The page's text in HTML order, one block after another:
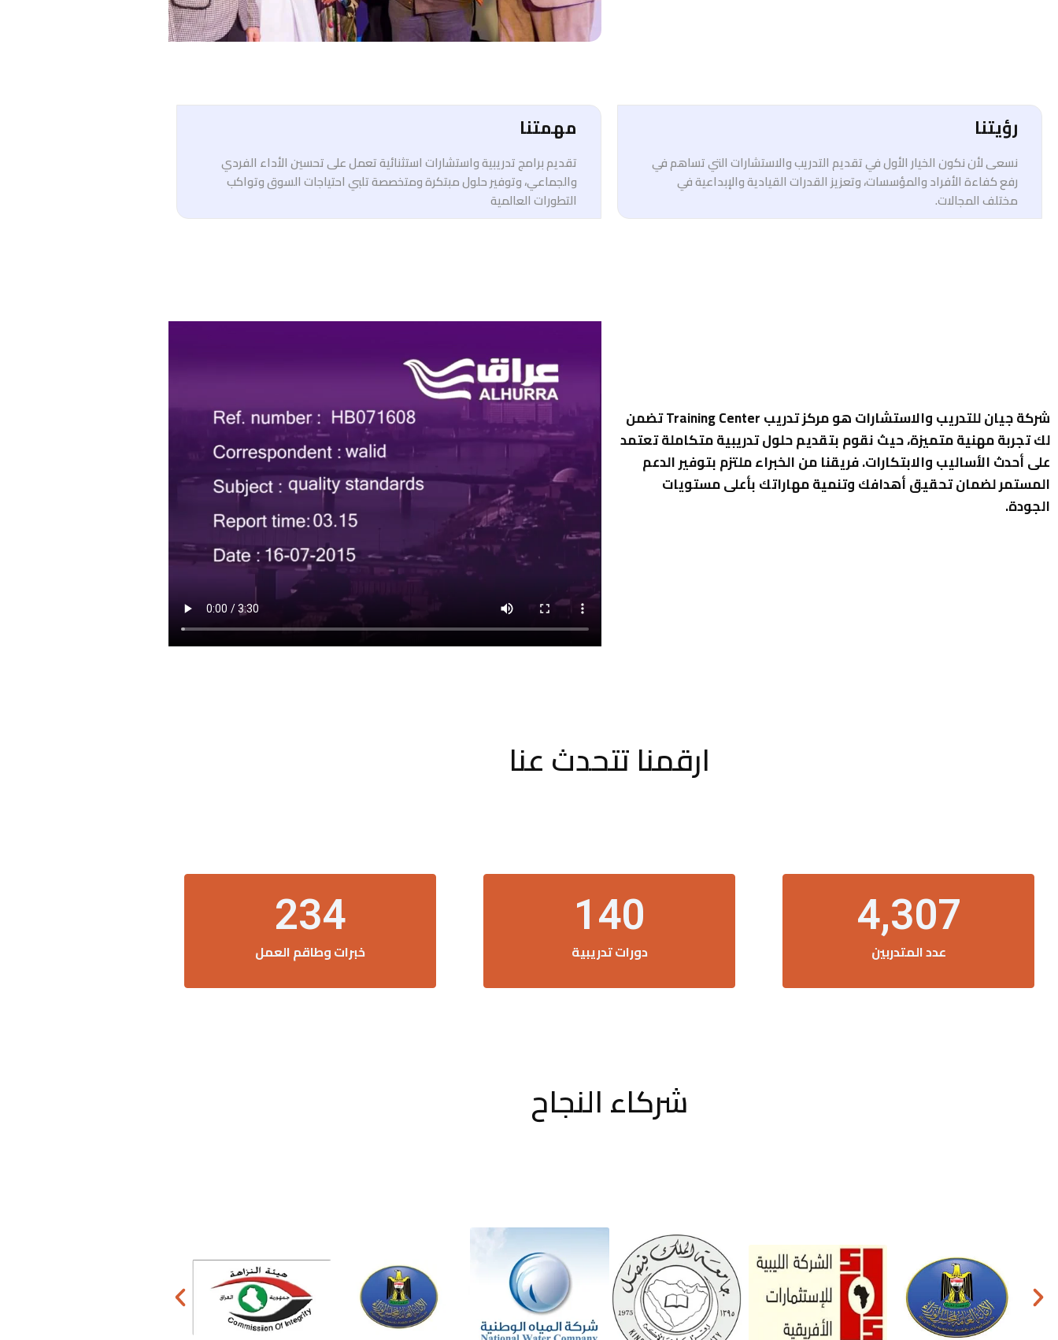
رؤيتنا
نسعى لأن نكون الخيار الأول في تقديم التدريب والاستشارات التي تساهم في
رفع كفاءة الأفراد والمؤسسات، وتعزيز القدرات القيادية والإبداعية في
مختلف المجالات.
مهمتنا
تقديم برامج تدريبية واستشارات استثنائية تعمل على تحسين الأداء الفردي
والجماعي، وتوفير حلول مبتكرة ومتخصصة تلبي احتياجات السوق وتواكب
التطورات العالمية
شركة جيان للتدريب والاستشارات هو مركز تدريب Training Center تضمن
لك تجربة مهنية متميزة، حيث نقوم بتقديم حلول تدريبية متكاملة تعتمد
على أحدث الأساليب والابتكارات. فريقنا من الخبراء ملتزم بتوفير الدعم
المستمر لضمان تحقيق أهدافك وتنمية مهاراتك بأعلى مستويات
الجودة.
ارقمنا تتحدث عنا
عدد المتدربين
4,536
دورات تدريبية
140
خبرات وطاقم العمل
234
شركاء النجاح